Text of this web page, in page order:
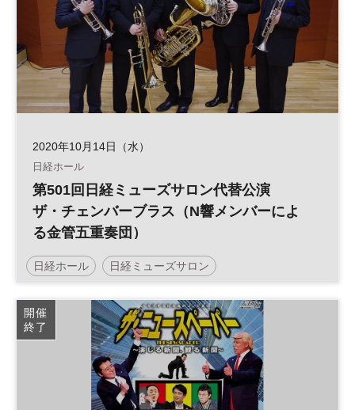
2020年10月14日（水）
日経ホール
第501回日経ミューズサロン代替公演
ザ・チェンバーブラス（N響メンバーによ
る金管五重奏団）
日経ホール 日経ミューズサロン
開催
終了